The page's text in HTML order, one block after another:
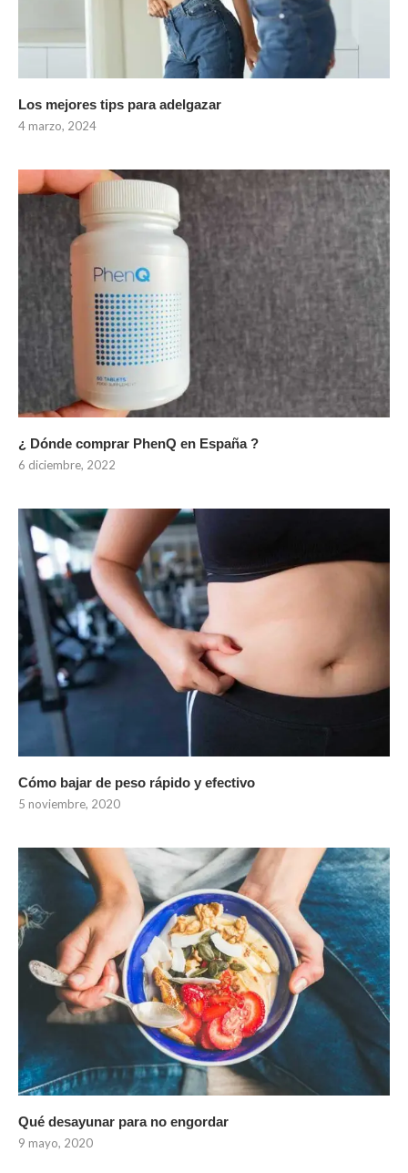
Los mejores tips para adelgazar
4 marzo, 2024
¿ Dónde comprar PhenQ en España ?
6 diciembre, 2022
Cómo bajar de peso rápido y efectivo
5 noviembre, 2020
Qué desayunar para no engordar
9 mayo, 2020